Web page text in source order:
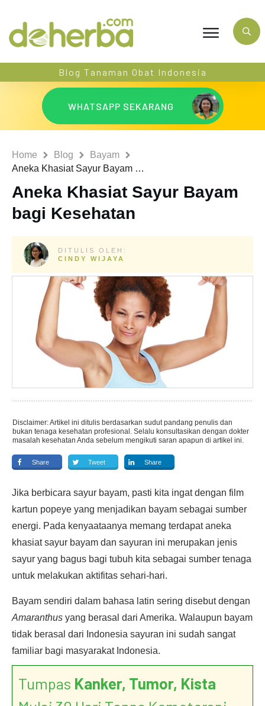
Blog Tanaman Obat Indonesia
WHATSAPP SEKARANG
Home Blog
Bayam
Aneka Khasiat Sayur Bayam bagi Kesehatan
Aneka Khasiat Sayur Bayam
bagi Kesehatan
DITULIS OLEH:
CINDY WIJAYA
Disclaimer: Artikel ini ditulis berdasarkan sudut pandang penulis dan
bukan tenaga kesehatan profesional. Selalu konsultasikan dengan dokter
masalah kesehatan Anda sebelum mengikuti saran apapun di artikel ini.
Share Tweet Share
Jika berbicara sayur bayam, pasti kita ingat dengan film
kartun popeye yang menjadikan bayam sebagai sumber
energi. Pada kenyaataanya memang terdapat aneka
khasiat sayur bayam dan sayuran ini merupakan jenis
sayur yang bagus bagi tubuh kita sebagai sumber tenaga
untuk melakukan aktifitas sehari-hari.
Bayam sendiri dalam bahasa latin sering disebut dengan
Amaranthus yang berasal dari Amerika. Walaupun bayam
tidak berasal dari Indonesia sayuran ini sudah sangat
familiar bagi masyarakat Indonesia.
Tumpas Kanker, Tumor, Kista